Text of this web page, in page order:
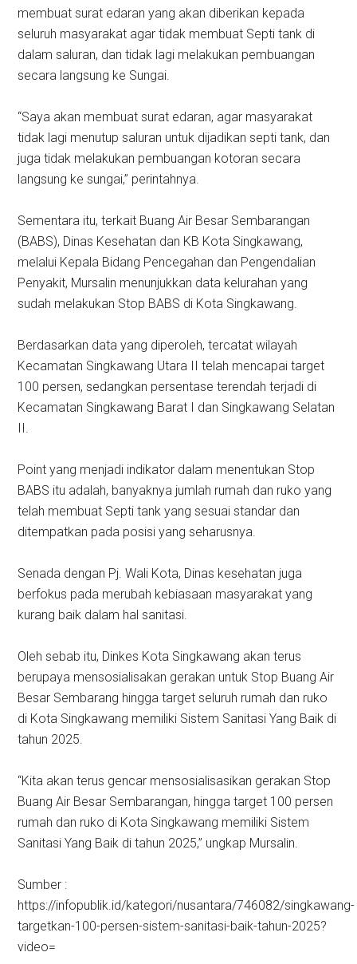
membuat surat edaran yang akan diberikan kepada
seluruh masyarakat agar tidak membuat Septi tank di
dalam saluran, dan tidak lagi melakukan pembuangan
secara langsung ke Sungai.
“Saya akan membuat surat edaran, agar masyarakat
tidak lagi menutup saluran untuk dijadikan septi tank, dan
juga tidak melakukan pembuangan kotoran secara
langsung ke sungai,” perintahnya.
Sementara itu, terkait Buang Air Besar Sembarangan
(BABS), Dinas Kesehatan dan KB Kota Singkawang,
melalui Kepala Bidang Pencegahan dan Pengendalian
Penyakit, Mursalin menunjukkan data kelurahan yang
sudah melakukan Stop BABS di Kota Singkawang.
Berdasarkan data yang diperoleh, tercatat wilayah
Kecamatan Singkawang Utara II telah mencapai target
100 persen, sedangkan persentase terendah terjadi di
Kecamatan Singkawang Barat I dan Singkawang Selatan
II.
Point yang menjadi indikator dalam menentukan Stop
BABS itu adalah, banyaknya jumlah rumah dan ruko yang
telah membuat Septi tank yang sesuai standar dan
ditempatkan pada posisi yang seharusnya.
Senada dengan Pj. Wali Kota, Dinas kesehatan juga
berfokus pada merubah kebiasaan masyarakat yang
kurang baik dalam hal sanitasi.
Oleh sebab itu, Dinkes Kota Singkawang akan terus
berupaya mensosialisakan gerakan untuk Stop Buang Air
Besar Sembarang hingga target seluruh rumah dan ruko
di Kota Singkawang memiliki Sistem Sanitasi Yang Baik di
tahun 2025.
“Kita akan terus gencar mensosialisasikan gerakan Stop
Buang Air Besar Sembarangan, hingga target 100 persen
rumah dan ruko di Kota Singkawang memiliki Sistem
Sanitasi Yang Baik di tahun 2025,” ungkap Mursalin.
Sumber :
https://infopublik.id/kategori/nusantara/746082/singkawang-
targetkan-100-persen-sistem-sanitasi-baik-tahun-2025?
video=